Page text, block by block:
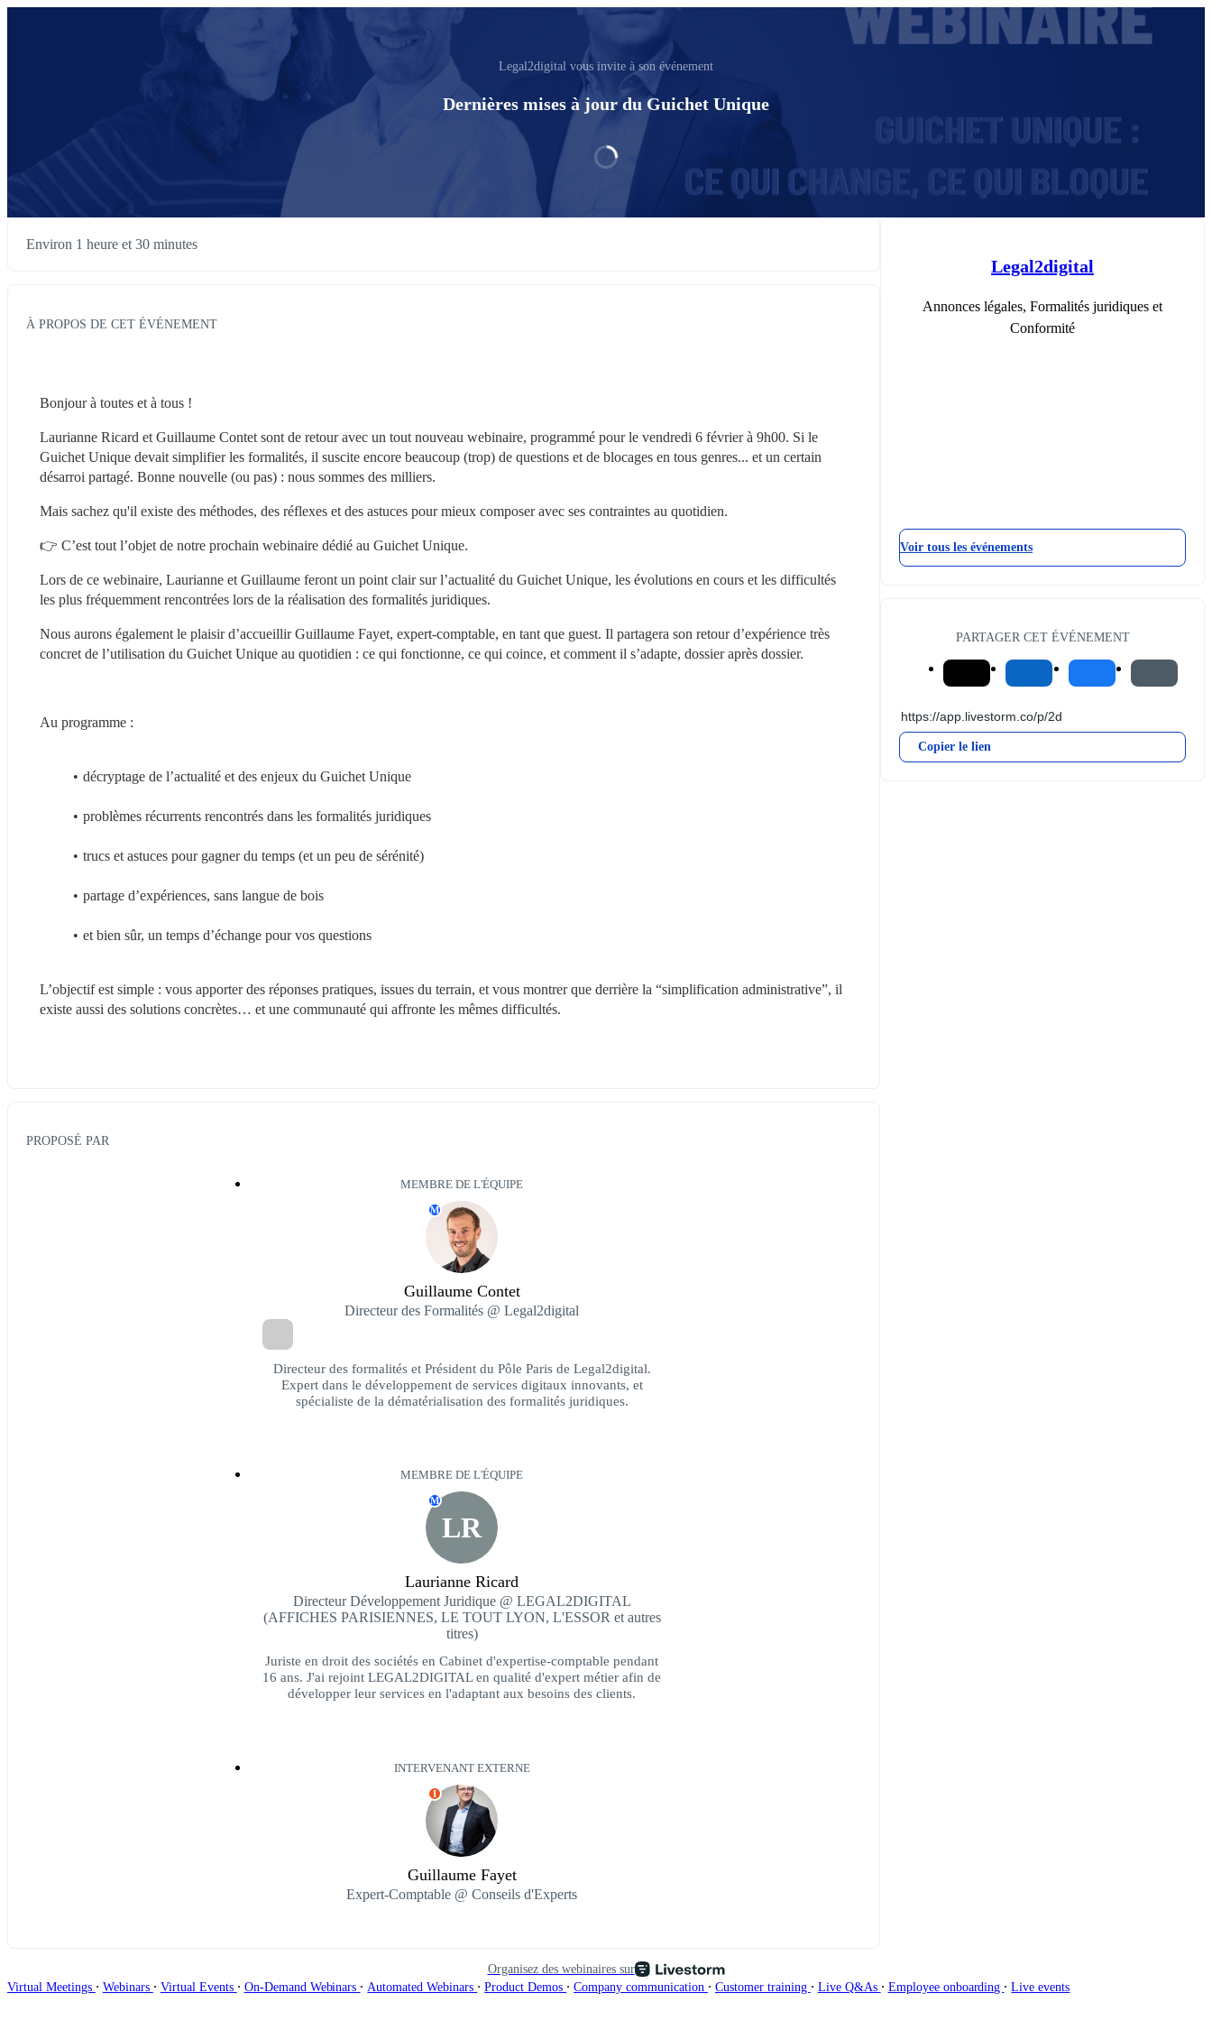
Legal2digital vous invite à son événement
Dernières mises à jour du Guichet Unique
Environ 1 heure et 30 minutes
À PROPOS DE CET ÉVÉNEMENT
Bonjour à toutes et à tous !
Laurianne Ricard et Guillaume Contet sont de retour avec un tout nouveau webinaire, programmé pour le vendredi 6 février à 9h00. Si le
Guichet Unique devait simplifier les formalités, il suscite encore beaucoup (trop) de questions et de blocages en tous genres... et un certain
désarroi partagé. Bonne nouvelle (ou pas) : nous sommes des milliers.
Mais sachez qu'il existe des méthodes, des réflexes et des astuces pour mieux composer avec ses contraintes au quotidien.
👉 C’est tout l’objet de notre prochain webinaire dédié au Guichet Unique.
Lors de ce webinaire, Laurianne et Guillaume feront un point clair sur l’actualité du Guichet Unique, les évolutions en cours et les difficultés
les plus fréquemment rencontrées lors de la réalisation des formalités juridiques.
Nous aurons également le plaisir d’accueillir Guillaume Fayet, expert-comptable, en tant que guest. Il partagera son retour d’expérience très
concret de l’utilisation du Guichet Unique au quotidien : ce qui fonctionne, ce qui coince, et comment il s’adapte, dossier après dossier.
Au programme :
décryptage de l’actualité et des enjeux du Guichet Unique
problèmes récurrents rencontrés dans les formalités juridiques
trucs et astuces pour gagner du temps (et un peu de sérénité)
partage d’expériences, sans langue de bois
et bien sûr, un temps d’échange pour vos questions
L’objectif est simple : vous apporter des réponses pratiques, issues du terrain, et vous montrer que derrière la “simplification administrative”, il
existe aussi des solutions concrètes… et une communauté qui affronte les mêmes difficultés.
PROPOSÉ PAR
MEMBRE DE L'ÉQUIPE
M
Guillaume Contet
Directeur des Formalités @ Legal2digital
Directeur des formalités et Président du Pôle Paris de Legal2digital.
Expert dans le développement de services digitaux innovants, et
spécialiste de la dématérialisation des formalités juridiques.
MEMBRE DE L'ÉQUIPE
LR
M
Laurianne Ricard
Directeur Développement Juridique @ LEGAL2DIGITAL
(AFFICHES PARISIENNES, LE TOUT LYON, L'ESSOR et autres
titres)
Juriste en droit des sociétés en Cabinet d'expertise-comptable pendant
16 ans. J'ai rejoint LEGAL2DIGITAL en qualité d'expert métier afin de
développer leur services en l'adaptant aux besoins des clients.
INTERVENANT EXTERNE
I
Guillaume Fayet
Expert-Comptable @ Conseils d'Experts
Legal2digital
Annonces légales, Formalités juridiques et
Conformité
Voir tous les événements
PARTAGER CET ÉVÉNEMENT
Copier le lien
Organisez des webinaires sur
Virtual Meetings ∙ Webinars ∙ Virtual Events ∙ On-Demand Webinars ∙ Automated Webinars ∙ Product Demos ∙ Company communication ∙ Customer training ∙ Live Q&As ∙ Employee onboarding ∙ Live events